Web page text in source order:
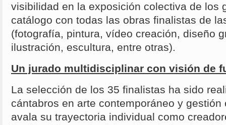
visibilidad en la exposición colectiva de los
catálogo con todas las obras finalistas de
(fotografía, pintura, vídeo creación, diseño
ilustración, escultura, entre otras).
Un jurado multidisciplinar con visión de
La selección de los 35 finalistas ha sido
cántabros en arte contemporáneo y gestión
avala su trayectoria individual como